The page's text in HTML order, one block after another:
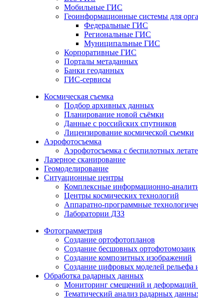
Мобильные ГИС
Геоинформационные системы для
Федеральные ГИС
Региональные ГИС
Муниципальные ГИС
Корпоративные ГИС
Порталы метаданных
Банки геоданных
ГИС-сервисы
Космическая съемка
Подбор архивных данных
Планирование новой съёмки
Данные с российских спутников
Лицензирование космической съемки
Аэрофотосъемка
Аэрофотосъемка с беспилотных
Лазерное сканирование
Геомоделирование
Ситуационные центры
Комплексные информационно-
Центры космических технологий
Аппаратно-программные
Лаборатории ДЗЗ
Фотограмметрия
Создание ортофотопланов
Создание бесшовных ортофотомозаик
Создание композитных изображений
Создание цифровых моделей рельефа
Обработка радарных данных
Мониторинг смещений и деформаций
Тематический анализ радарных